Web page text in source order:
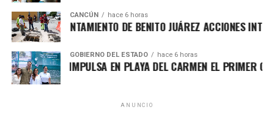
Recibe las noticias al instante
Únete al canal oficial de WhatsApp de
importantes de Quintana Roo directamente
En esta jornada, los equipos de Servicios Públicos
intervinieron pozos ubicados en la calle 25 entre avenidas
8 y 6, así como en la calle 8 entre avenidas 25 y 20, en la
CANCÚN hace 6 horas
AYUNTAMIENTO DE BENITO JUÁREZ ACCIONES
GOBIERNO DEL ESTADO hace 6 horas
LEZAMA IMPULSA EN PLAYA DEL CARMEN EL PRIMER
ANUNCIO